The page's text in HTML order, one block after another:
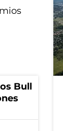
Bull